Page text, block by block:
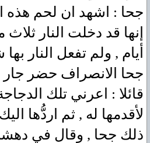
جحا : اشهد ان لحم هذه
إنها قد دخلت النار
أيام , ولم تفعل النار
جحا الانصراف حضر جار
قائلا : اعرني تلك
لأقدمها له , ثم اردُّها
ذلك جحا , وقال في